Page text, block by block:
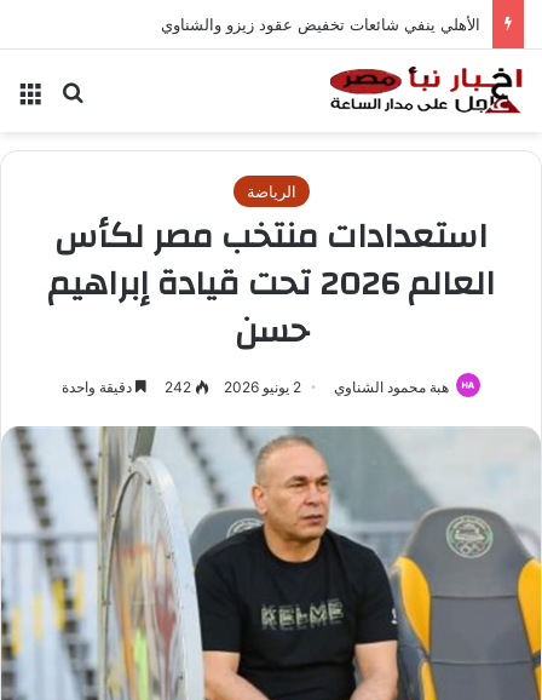
الأهلي ينفي شائعات تخفيض عقود زيزو والشناوي
بحث
الرياضة
استعدادات منتخب مصر لكأس
العالم 2026 تحت قيادة إبراهيم
حسن
هبة محمود الشناوي 2 يونيو 2026 242 دقيقة واحدة